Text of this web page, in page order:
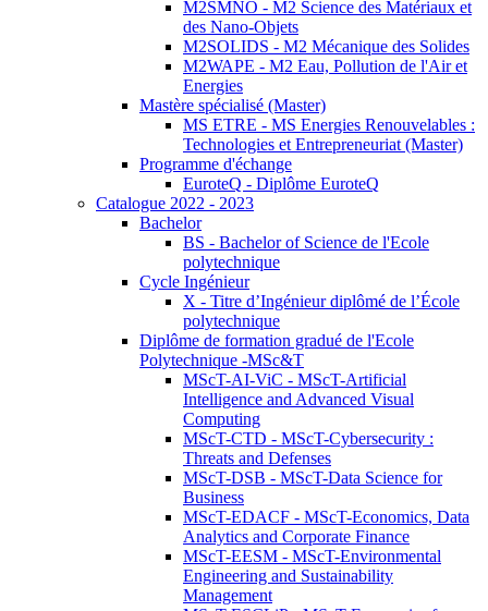
M2SMNO - M2 Science des Matériaux et
des Nano-Objets
M2SOLIDS - M2 Mécanique des Solides
M2WAPE - M2 Eau, Pollution de l'Air et
Energies
Mastère spécialisé (Master)
MS ETRE - MS Energies Renouvelables :
Technologies et Entrepreneuriat (Master)
Programme d'échange
EuroteQ - Diplôme EuroteQ
Catalogue 2022 - 2023
Bachelor
BS - Bachelor of Science de l'Ecole
polytechnique
Cycle Ingénieur
X - Titre d’Ingénieur diplômé de l’École
polytechnique
Diplôme de formation gradué de l'Ecole
Polytechnique -MSc&T
MScT-AI-ViC - MScT-Artificial
Intelligence and Advanced Visual
Computing
MScT-CTD - MScT-Cybersecurity :
Threats and Defenses
MScT-DSB - MScT-Data Science for
Business
MScT-EDACF - MScT-Economics, Data
Analytics and Corporate Finance
MScT-EESM - MScT-Environmental
Engineering and Sustainability
Management